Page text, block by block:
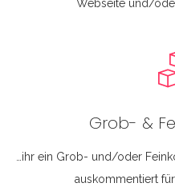
Webseite und/
Grob- &
…ihr ein Grob- und/oder
auskommentiert